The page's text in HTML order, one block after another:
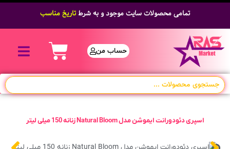
تمامی محصولات سایت موجود و به شرطتاریخ مناسب
حساب من
اسپری دئودورانت ایموشن مدل Natural Bloom زنانه 150 میلی لیتر